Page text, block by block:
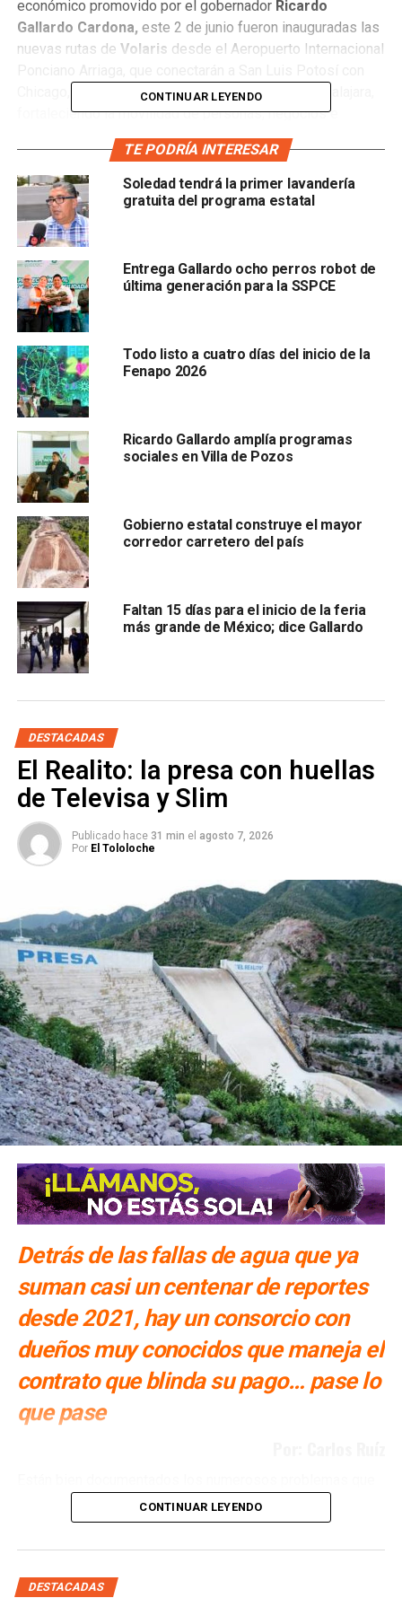
económico promovido por el gobernadorRicardo
Gallardo Cardona, este 2 de junio fueron inauguradas las
nuevas rutas de Volaris desde el Aeropuerto Internacional
Chicago, Monterrey, Puebla, Puerto Vallarta y Guadalajara,
fortaleciendo la movilidad de personas, negocios e
Destacó que la apertura de estas rutas consolida a San
Luis Potosí como uno de los principales polos de
crecimiento del país. Añadió que estas condiciones
permiten seguir atrayendo turismo, oportunidades de
negocio y proyectos que impulsan el bienestar de las
familias potosinas.
La gerente de
Ventas y Desarrollo de Mercado de
Volaris México, Nanci Aidé Galaviz,
expansión es resultado del trabajo conjunto con el
Gobierno del Estado para identificar nuevas oportunidades
de crecimiento. Destacó que con cuatro rutas nacionales y
una internacional se fortalece la oferta aérea y se refrenda
el compromiso de continuar ampliando la conectividad
para generar desarrollo, derrama económica y mayor flujo
turístico.
ARTÍCULOS RELACIONADOS:
Ocho mil migrantes trabajan en SLP; 80% son
centroamericanos
NO TE PIERDAS
Villa de Pozos fortalece desarrollo turístico con
nuevo reglamento
CONTINUAR LEYENDO
TE PODRÍA INTERESAR
Soledad tendrá la primer lavandería
gratuita del programa estatal
Entrega Gallardo ocho perros robot de
última generación para la SSPCE
Todo listo a cuatro días del inicio de la
Fenapo 2026
Ricardo Gallardo amplía programas
sociales en Villa de Pozos
Gobierno estatal construye el mayor
corredor carretero del país
Faltan 15 días para el inicio de la feria
más grande de México; dice Gallardo
DESTACADAS
El Realito: la presa con huellas
de Televisa y Slim
Publicado hace 31 min el agosto 7, 2026
Por El Tololoche
Detrás de las fallas de agua que ya
suman casi un centenar de reportes
desde 2021, hay un consorcio con
dueños muy conocidos que maneja el
contrato que blinda su pago… pase lo
que pase
ha tenido San Luis Potosí con la Presa El Realito, un
proyecto diseñado para surtir de agua a alrededor de 46
ocasiones. Múltiples veces se ha propuesto retirarle la
CONTINUAR LEYENDO
DESTACADAS